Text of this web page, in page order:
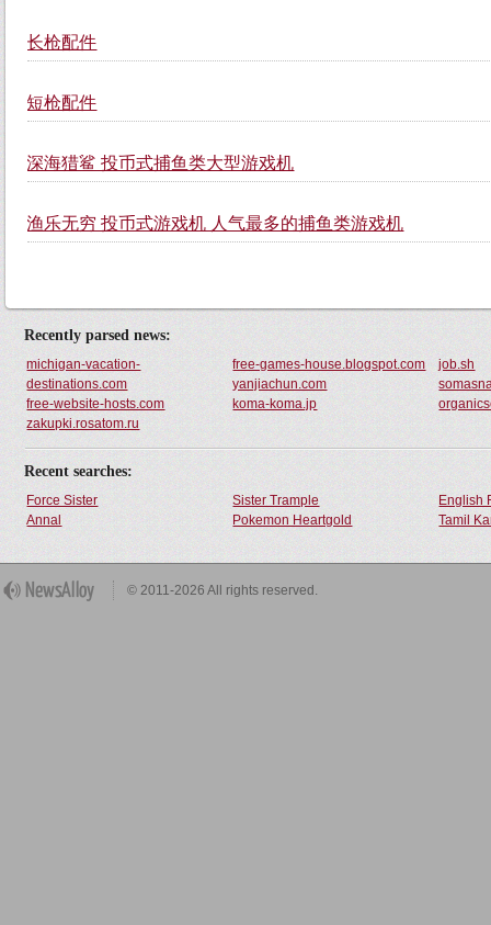
长枪配件
短枪配件
深海猎鲨 投币式捕鱼类大型游戏机
渔乐无穷 投币式游戏机 人气最多的捕鱼类游戏机
Recently parsed news:
michigan-vacation-
destinations.com
free-games-house.blogspot.com
job.sh
yanjiachun.com
free-website-hosts.com
koma-koma.jp
zakupki.rosatom.ru
Recent searches:
Force Sister Sister Trample
English
Annal
Pokemon Heartgold Tamil
© 2011-2026 All rights reserved.